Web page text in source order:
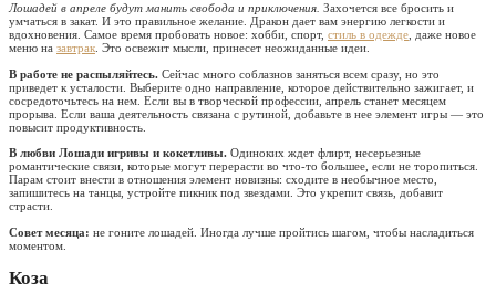
Лошадей в апреле будут манить свобода и приключения. Захочется все бросить и
умчаться в закат. И это правильное желание. Дракон дает вам энергию легкости и
вдохновения. Самое время пробовать новое: хобби, спорт, стиль в одежде , даже новое
меню на завтрак . Это освежит мысли, принесет неожиданные идеи.
В работе не распыляйтесь. Сейчас много соблазнов заняться всем сразу, но это
приведет к усталости. Выберите одно направление, которое действительно зажигает, и
сосредоточьтесь на нем. Если вы в творческой профессии, апрель станет месяцем
прорыва. Если ваша деятельность связана с рутиной, добавьте в нее элемент игры — это
повысит продуктивность.
В любви Лошади игривы и кокетливы. Одиноких ждет флирт, несерьезные
романтические связи, которые могут перерасти во что-то большее, если не торопиться.
Парам стоит внести в отношения элемент новизны: сходите в необычное место,
запишитесь на танцы, устройте пикник под звездами. Это укрепит связь, добавит
страсти.
Совет месяца: не гоните лошадей. Иногда лучше пройтись шагом, чтобы насладиться
моментом.
Коза